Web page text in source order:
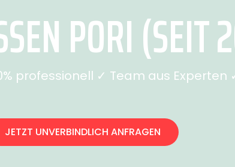
PORI (SEIT
professionell ✓ Team aus Experten
JETZT UNVERBINDLICH ANFRAGEN